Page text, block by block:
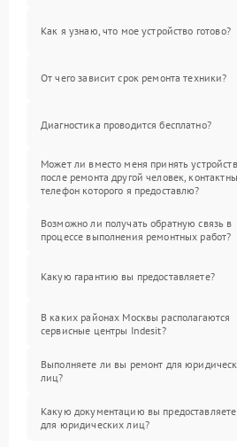
Как я узнаю, что мое устройство готово?
От чего зависит срок ремонта техники?
Диагностика проводится бесплатно?
Может ли вместо меня принять
после ремонта другой человек,
телефон которого я предоставлю?
Возможно ли получать обратную связь в
процессе выполнения ремонтных работ?
Какую гарантию вы предоставляете?
В каких районах Москвы располагаются
сервисные центры Indesit?
Выполняете ли вы ремонт для
лиц?
Какую документацию вы предоставляете
для юридических лиц?